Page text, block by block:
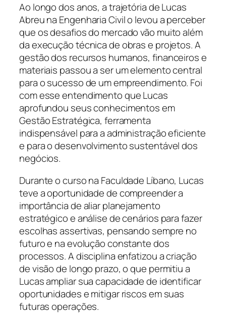
Ao longo dos anos, a trajetória de Lucas
Abreu na Engenharia Civil o levou a perceber
que os desafios do mercado vão muito além
da execução técnica de obras e projetos. A
gestão dos recursos humanos, financeiros e
materiais passou a ser um elemento central
para o sucesso de um empreendimento. Foi
com esse entendimento que Lucas
aprofundou seus conhecimentos em
Gestão Estratégica, ferramenta
indispensável para a administração eficiente
e para o desenvolvimento sustentável dos
negócios.
Durante o curso na Faculdade Líbano, Lucas
teve a oportunidade de compreender a
importância de aliar planejamento
estratégico e análise de cenários para fazer
escolhas assertivas, pensando sempre no
futuro e na evolução constante dos
processos. A disciplina enfatizou a criação
de visão de longo prazo, o que permitiu a
Lucas ampliar sua capacidade de identificar
oportunidades e mitigar riscos em suas
futuras operações.